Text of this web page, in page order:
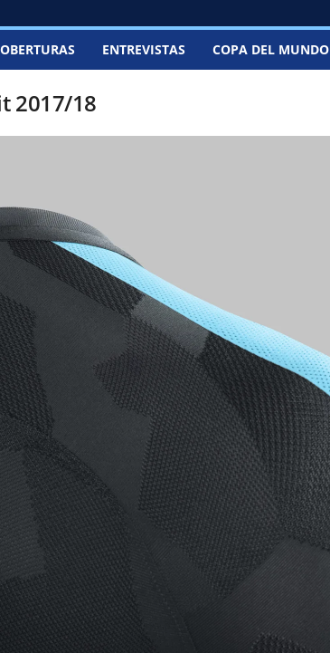
ENTREVISTAS COPA DEL MUNDO
2017/18